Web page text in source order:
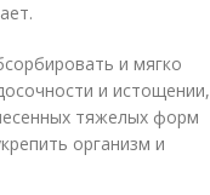
и мягко
и истощении,
тяжелых форм
организм и